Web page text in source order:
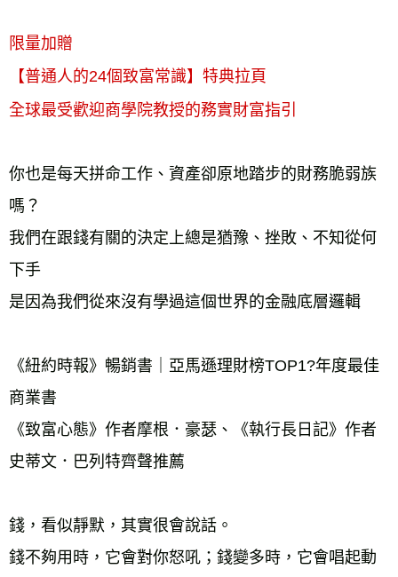
限量加贈
【普通人的24個致富常識】特典拉頁
全球最受歡迎商學院教授的務實財富指引
你也是每天拼命工作、資產卻原地踏步的財務脆弱族
嗎？
我們在跟錢有關的決定上總是猶豫、挫敗、不知從何
下手
是因為我們從來沒有學過這個世界的金融底層邏輯
《紐約時報》暢銷書｜亞馬遜理財榜TOP1?年度最佳
商業書
《致富心態》作者摩根．豪瑟、《執行長日記》作者
史蒂文．巴列特齊聲推薦
錢，看似靜默，其實很會說話。
錢不夠用時，它會對你怒吼；錢變多時，它會唱起動